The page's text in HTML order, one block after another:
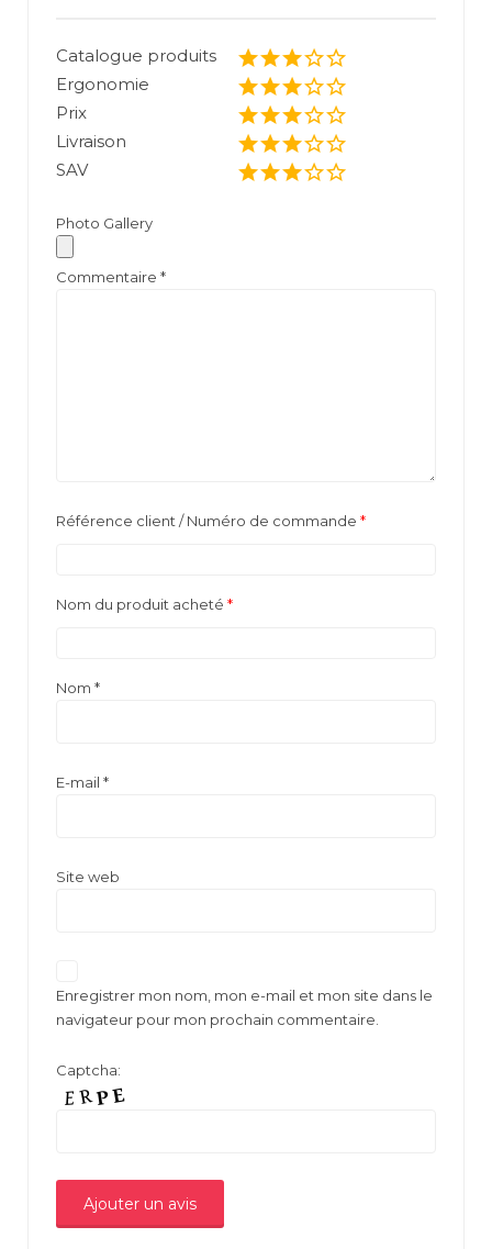
Catalogue produits
Ergonomie
Prix
Livraison
SAV
Photo Gallery
Commentaire *
Référence client / Numéro de commande *
Nom du produit acheté *
Nom *
E-mail *
Site web
Enregistrer mon nom, mon e-mail et mon site dans le
navigateur pour mon prochain commentaire.
Captcha: